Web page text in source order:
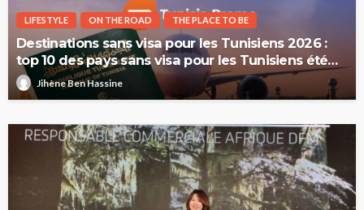
LIFESTYLE ON THE ROAD THE PLACE TO BE
Destinations sans visa pour les Tunisiens 2026 :
top 10 des pays sans visa pour les Tunisiens été
2026Jihène Ben Hassine